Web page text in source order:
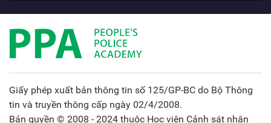
Giấy phép xuất bản thông tin số 125/GP-BC do Bộ Thông
tin và truyền thông cấp ngày 02/4/2008.
Bản quyền © 2008 - 2024 thuộc Học viện Cảnh sát nhân